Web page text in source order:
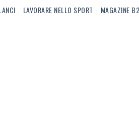
LAVORARE NELLO SPORT MAGAZINE